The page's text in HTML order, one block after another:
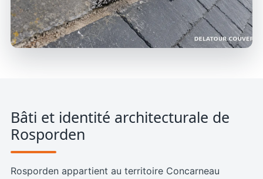
Bâti et identité architecturale de
Rosporden
Rosporden appartient au territoire Concarneau